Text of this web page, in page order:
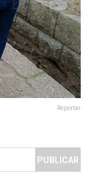
Reportar
PUBLICAR